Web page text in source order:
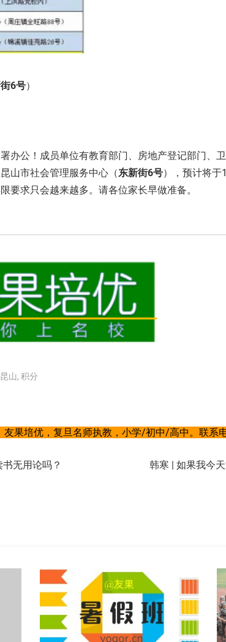
6号）
办公！成员单位有教育部门、房地产登记部门、
山市社会管理服务中心（东新街6号），预计将于
要求只会越来越多。请各位家长早做准备。
昆山, 积分
友果培优，复旦名师执教，小学/初中/高中。联系
无用论吗？ 韩寒 | 如果我今